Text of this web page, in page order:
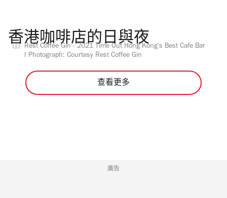
香港咖啡店的日與夜
Rest Coffee Gin - 2021 Time Out Hong Kong's Best Cafe Bar
I Photograph: Courtesy Rest Coffee Gin
查看更多
廣告